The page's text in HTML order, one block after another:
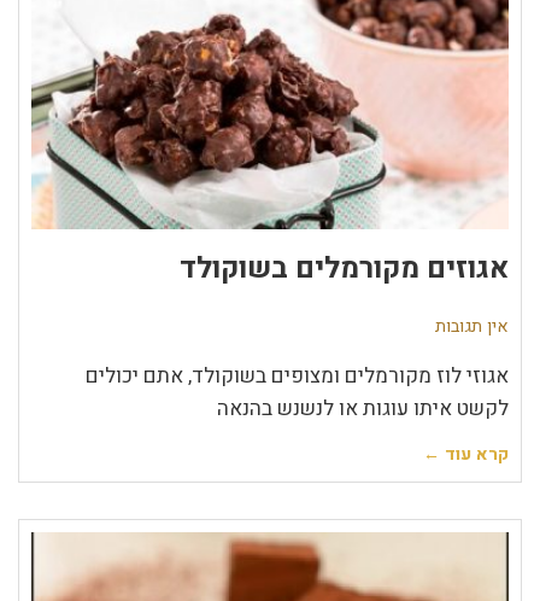
אגוזים מקורמלים בשוקולד
אין תגובות
אגוזי לוז מקורמלים ומצופים בשוקולד, אתם יכולים
לקשט איתו עוגות או לנשנש בהנאה
קרא עוד ←